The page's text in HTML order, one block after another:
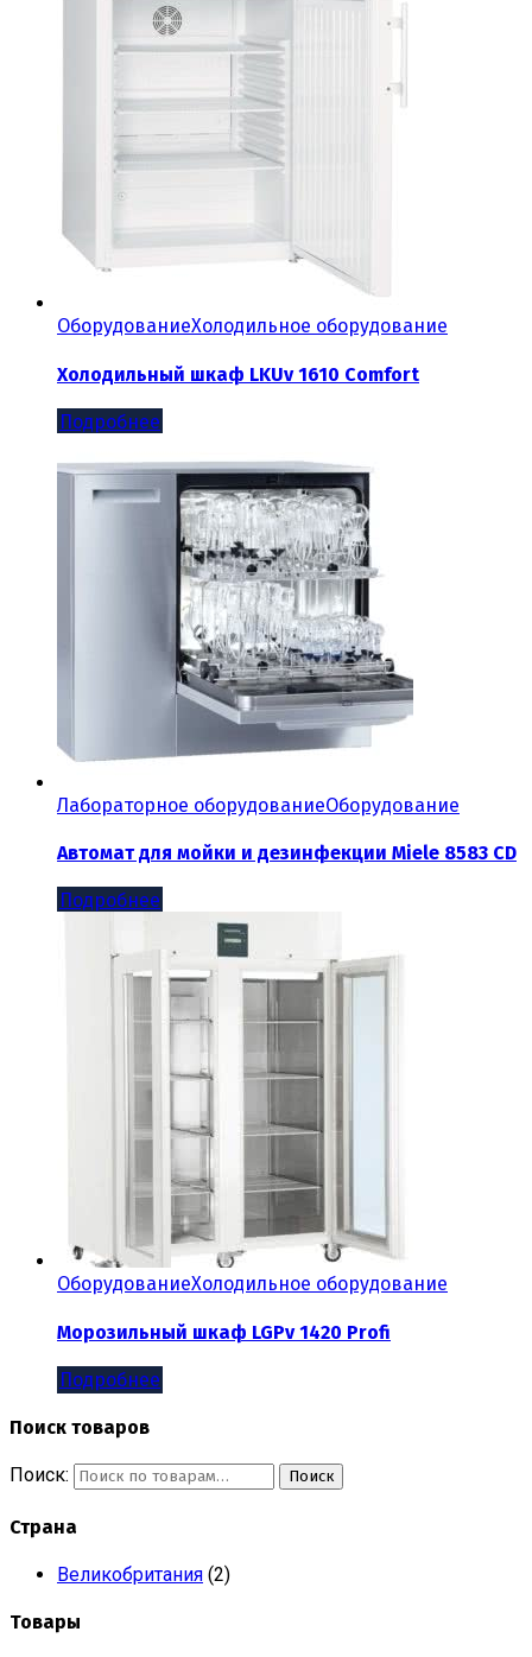
ОборудованиеХолодильное оборудование
Холодильный шкаф LKUv 1610 Comfort
Подробнее
Лабораторное оборудованиеОборудование
Автомат для мойки и дезинфекции Miele 8583 CD
Подробнее
ОборудованиеХолодильное оборудование
Морозильный шкаф LGPv 1420 Profi
Подробнее
Поиск товаров
Поиск: Поиск
Страна
Великобритания (2)
Товары